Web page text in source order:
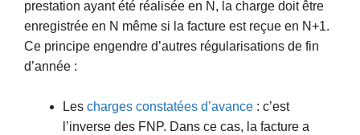
prestation ayant été réalisée en N, la charge doit être
enregistrée en N même si la facture est reçue en N+1.
Ce principe engendre d’autres régularisations de fin
d’année :
Les charges constatées d’avance : c’est
l’inverse des FNP. Dans ce cas, la facture a